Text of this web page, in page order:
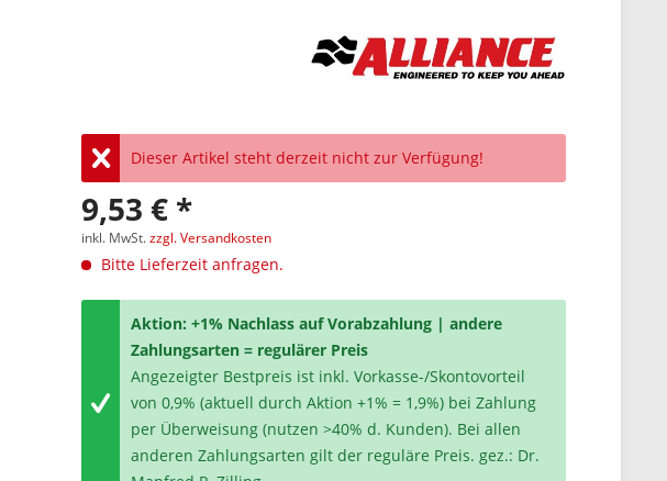
Dieser Artikel steht derzeit nicht zur Verfügung!
9,53 € *
inkl. MwSt.zzgl. Versandkosten
Bitte Lieferzeit anfragen.
Aktion: +1% Nachlass auf Vorabzahlung | andere
Zahlungsarten = regulärer Preis
Angezeigter Bestpreis ist inkl. Vorkasse-/Skontovorteil
von 0,9% (aktuell durch Aktion +1% = 1,9%) bei Zahlung
per Überweisung (nutzen >40% d. Kunden). Bei allen
anderen Zahlungsarten gilt der reguläre Preis. gez.: Dr.